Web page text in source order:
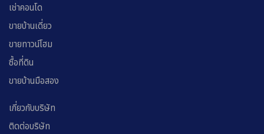
เช่าคอนโด
ขายบ้านเดี่ยว
ขายทาวน์โฮม
ซื้อที่ดิน
ขายบ้านมือสอง
เกี่ยวกับบริษัท
ติดต่อบริษัท